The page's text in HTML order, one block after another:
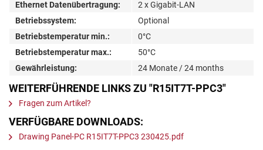
Ethernet Datenübertragung:
2 x Gigabit-LAN
Betriebssystem:
Optional
Betriebstemperatur min.:
0°C
Betriebstemperatur max.:
50°C
Gewährleistung:
24 Monate / 24 months
WEITERFÜHRENDE LINKS ZU "R15IT7T-PPC3"
Fragen zum Artikel?
VERFÜGBARE DOWNLOADS:
Drawing Panel-PC R15IT7T-PPC3 230425.pdf